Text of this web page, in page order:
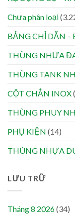
Chưa phân loại
BẢNG CHỈ DẪN –
THÙNG NHỰA
THÙNG TANK
CỘT CHẮN INOX
THÙNG PHUY
PHỤ KIỆN (14)
THÙNG NHỰA
LƯU TRỮ
Tháng 8 2026(34)